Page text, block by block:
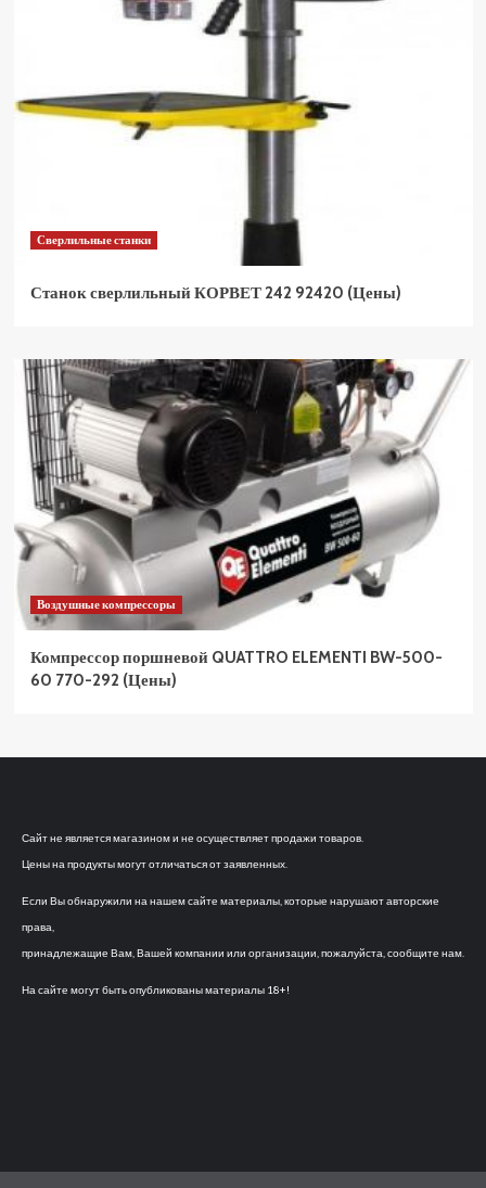
Сверлильные станки
Станок сверлильный КОРВЕТ 242 92420 (Цены)
Воздушные компрессоры
Компрессор поршневой QUATTRO ELEMENTI BW-500-
60 770-292 (Цены)
Сайт не является магазином и не осуществляет продажи товаров.
Цены на продукты могут отличаться от заявленных.
Если Вы обнаружили на нашем сайте материалы, которые нарушают авторские
права,
принадлежащие Вам, Вашей компании или организации, пожалуйста, сообщите нам.
На сайте могут быть опубликованы материалы 18+!